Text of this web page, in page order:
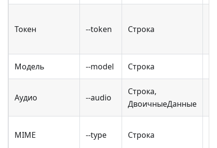
Токен --token Строка
Модель --model Строка
Аудио --audio
Строка,
ДвоичныеДанные
MIME --type Строка